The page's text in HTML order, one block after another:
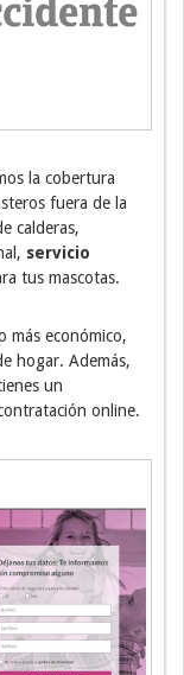
la cobertura
fuera de la
calderas,
servicio
tus mascotas.
más económico,
hogar. Además,
un
online.